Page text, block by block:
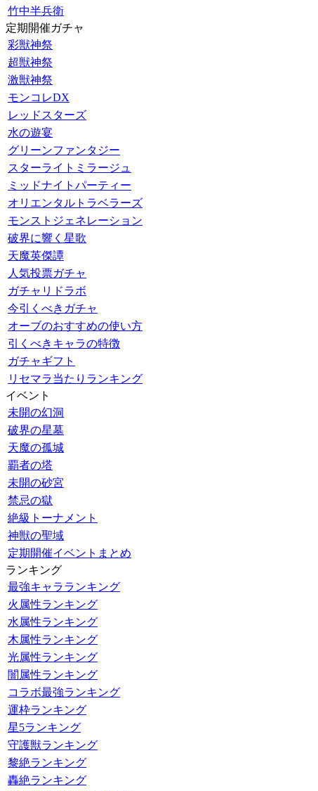
竹中半兵衛
定期開催ガチャ
彩獣神祭
超獣神祭
激獣神祭
モンコレDX
レッドスターズ
水の遊宴
グリーンファンタジー
スターライトミラージュ
ミッドナイトパーティー
オリエンタルトラベラーズ
モンストジェネレーション
破界に響く星歌
天魔英傑譚
人気投票ガチャ
ガチャリドラボ
今引くべきガチャ
オーブのおすすめの使い方
引くべきキャラの特徴
ガチャギフト
リセマラ当たりランキング
イベント
未開の幻洞
破界の星墓
天魔の孤城
覇者の塔
未開の砂宮
禁忌の獄
絶級トーナメント
神獣の聖域
定期開催イベントまとめ
ランキング
最強キャラランキング
火属性ランキング
水属性ランキング
木属性ランキング
光属性ランキング
闇属性ランキング
コラボ最強ランキング
運枠ランキング
星5ランキング
守護獣ランキング
黎絶ランキング
轟絶ランキング